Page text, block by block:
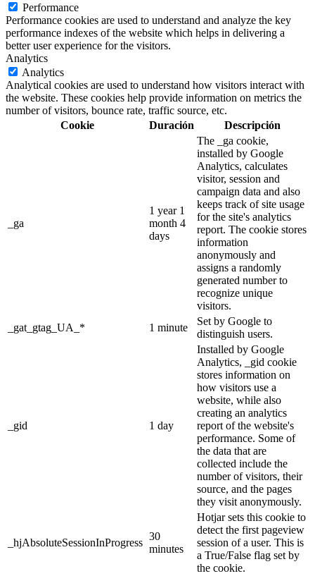
Performance
Performance cookies are used to understand and analyze the key
performance indexes of the website which helps in delivering a
better user experience for the visitors.
Analytics
Analytics
Analytical cookies are used to understand how visitors interact with
the website. These cookies help provide information on metrics the
number of visitors, bounce rate, traffic source, etc.
Cookie
Duración Descripción
_ga
1 year 1
month 4
days
The _ga cookie,
installed by Google
Analytics, calculates
visitor, session and
campaign data and also
keeps track of site usage
for the site's analytics
report. The cookie stores
information
anonymously and
assigns a randomly
generated number to
recognize unique
visitors.
_gat_gtag_UA_*
1 minute
Set by Google to
distinguish users.
_gid 1 day
Installed by Google
Analytics, _gid cookie
stores information on
how visitors use a
website, while also
creating an analytics
report of the website's
performance. Some of
the data that are
collected include the
number of visitors, their
source, and the pages
they visit anonymously.
_hjAbsoluteSessionInProgress
30
minutes
Hotjar sets this cookie to
detect the first pageview
session of a user. This is
a True/False flag set by
the cookie.